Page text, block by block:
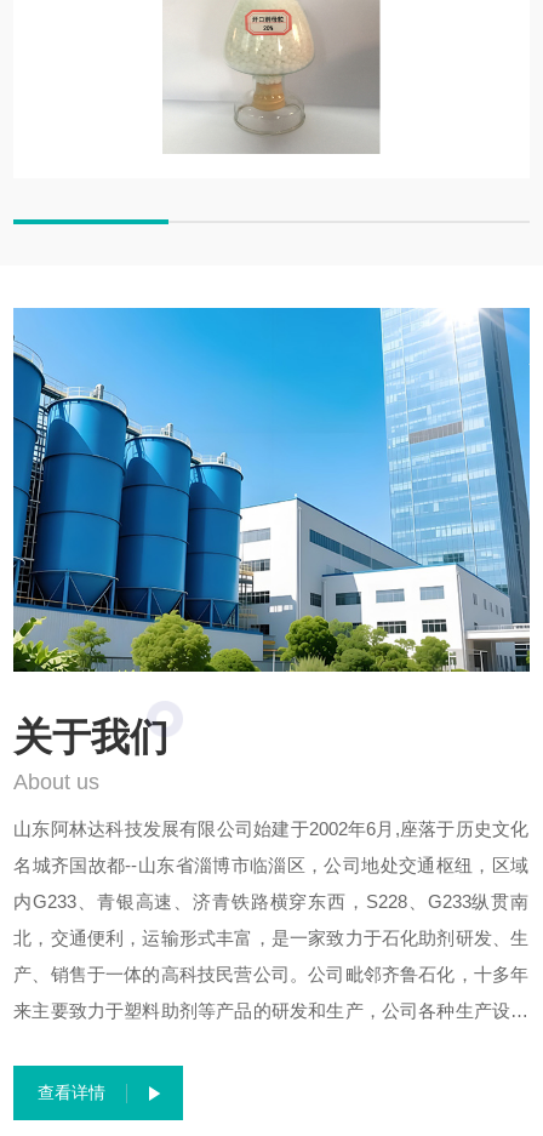
关于我们
About us
山东阿林达科技发展有限公司始建于2002年6月,座落于历史文化
名城齐国故都--山东省淄博市临淄区，公司地处交通枢纽，区域
内G233、青银高速、济青铁路横穿东西，S228、G233纵贯南
北，交通便利，运输形式丰富，是一家致力于石化助剂研发、生
产、销售于一体的高科技民营公司。公司毗邻齐鲁石化，十多年
来主要致力于塑料助剂等产品的研发和生产，公司各种生产设备
校建立了长期的技术合作关系。经过十几年的快速发展，公司已
开发出水合硅酸镁、抗粘联开口剂、聚丙烯成核剂、聚丙烯用功
查看详情